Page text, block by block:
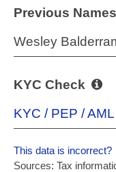
Previous Names
Wesley
KYC Check
KYC / PEP /
This data is incorrect?
Sources: Tax